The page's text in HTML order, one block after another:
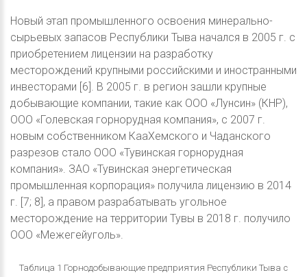
Новый этап промышленного освоения минерально-
сырьевых запасов Республики Тыва начался в 2005 г. с
приобретением лицензии на разработку
месторождений крупными российскими и иностранными
инвесторами [6]. В 2005 г. в регион зашли крупные
добывающие компании, такие как ООО «Лунсин» (КНР),
ООО «Голевская горнорудная компания», с 2007 г.
новым собственником КааХемского и Чаданского
разрезов стало ООО «Тувинская горнорудная
компания». ЗАО «Тувинская энергетическая
промышленная корпорация» получила лицензию в 2014
г. [7; 8], а правом разрабатывать угольное
месторождение на территории Тувы в 2018 г. получило
ООО «Межегейуголь».
Таблица 1 Горнодобывающие предприятия Республики Тыва с